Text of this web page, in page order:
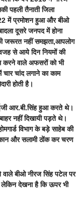
पहली तैनाती जिला
में प्रमोशन हुआ और बीओ
दूसरे जनपद में होना
जरूरत नहीं समझता,आपलोग
से आये दिन नियमों की
करने वाले अफसरों को भी
चार चांद लगाने का काम
होती है।
आर.बी.सिंह हुआ करते थे।
नहीं दिखायी पड़ते थे।
विभाग के बड़े साहेब की
और सलामी ठोंक कर चरण
वाले बीओ नीरज सिंह पटेल पर
देखना है कि ऊपर भी